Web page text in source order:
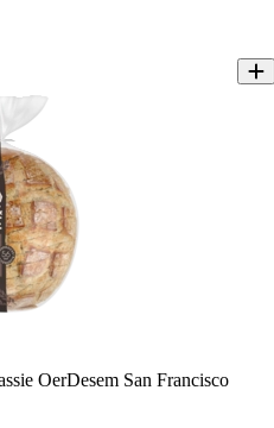
OerDesem San Francisco